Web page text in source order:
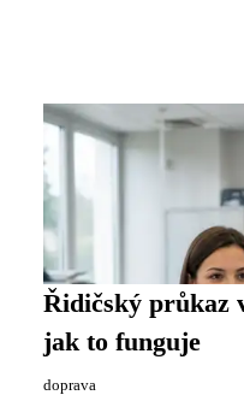
Řidičský průkaz
jak to funguje
doprava